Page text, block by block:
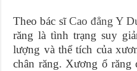
Theo bác sĩCao đẳng Y
răng là tình trạng suy
lượng và thể tích của
chân răng. Xương ổ